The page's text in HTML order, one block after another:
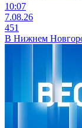
10:07
7.08.26
451
В Нижнем